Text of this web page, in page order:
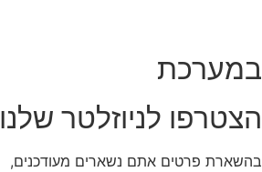
במערכת
הצטרפו לניוזלטר שלנו
בהשארת פרטים אתם נשארים מעודכנים,